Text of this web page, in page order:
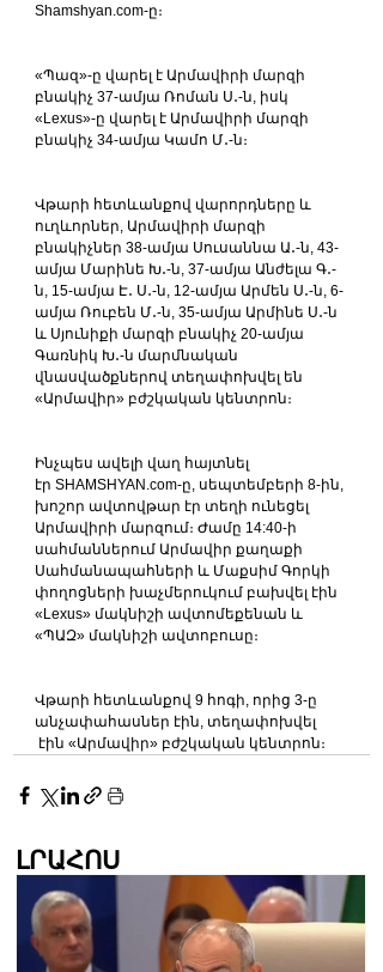
Shamshyan.com-ը։
«Պազ»-ը վարել է Արմավիրի մարզի
բնակիչ 37-ամյա Ռոման Ս․-ն, իսկ
«Lexus»-ը վարել է Արմավիրի մարզի
բնակիչ 34-ամյա Կամո Մ․-ն։
Վթարի հետևանքով վարորդները և
ուղևորներ, Արմավիրի մարզի
բնակիչներ 38-ամյա Սուսաննա Ա․-ն, 43-
ամյա Մարինե Խ․-ն, 37-ամյա Անժելա Գ․-
ն, 15-ամյա Է․ Ս․-ն, 12-ամյա Արմեն Ս․-ն, 6-
ամյա Ռուբեն Մ․-ն, 35-ամյա Արմինե Ս․-ն
և Սյունիքի մարզի բնակիչ 20-ամյա
Գառնիկ Խ․-ն մարմնական
վնասվածքներով տեղափոխվել են
«Արմավիր» բժշկական կենտրոն։
Ինչպես ավելի վաղ հայտնել
էր SHAMSHYAN.com-ը, սեպտեմբերի 8-ին,
խոշոր ավտովթար էր տեղի ունեցել
Արմավիրի մարզում։ Ժամը 14:40-ի
սահմաններում Արմավիր քաղաքի
Սահմանապահների և Մաքսիմ Գորկի
փողոցների խաչմերուկում բախվել էին
«Lexus» մակնիշի ավտոմեքենան և
«ՊԱԶ» մակնիշի ավտոբուսը։
Վթարի հետևանքով 9 հոգի, որից 3-ը
անչափահասներ էին, տեղափոխվել
էին «Արմավիր» բժշկական կենտրոն։
ԼՐԱՀՈՍ